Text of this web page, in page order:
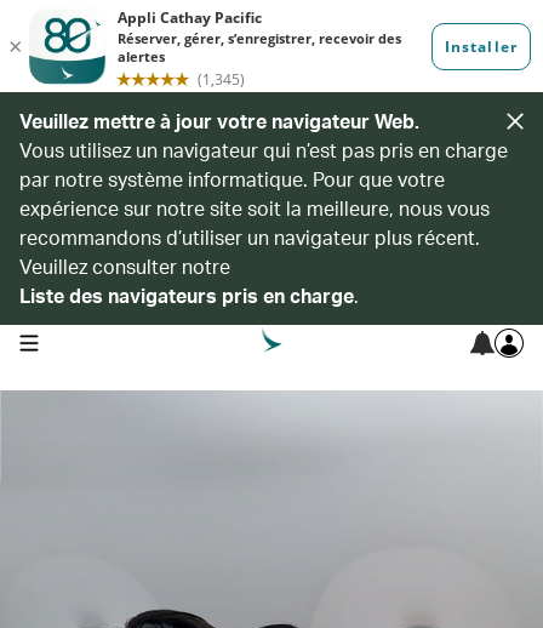
Veuillez mettre à jour votre navigateur Web.
Vous utilisez un navigateur qui n’est pas pris en charge
par notre système informatique. Pour que votre
expérience sur notre site soit la meilleure, nous vous
recommandons d’utiliser un navigateur plus récent.
Veuillez consulter notre
Liste des navigateurs pris en charge.
open navigation menu